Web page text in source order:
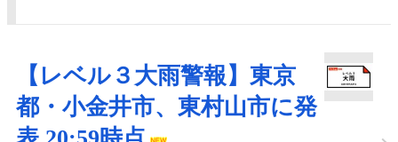
【レベル３大雨警報】東京
都・小金井市、東村山市に発